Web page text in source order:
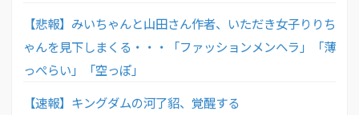
【悲報】みいちゃんと山田さん作者、いただき女子りりち
ゃんを見下しまくる・・・「ファッションメンヘラ」「薄
っぺらい」「空っぽ」
【速報】キングダムの河了貂、覚醒する